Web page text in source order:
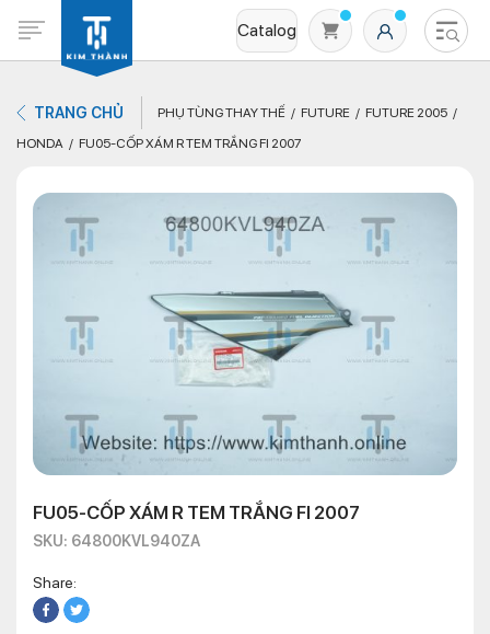
Catalog
Không có sản phẩm nào trong giỏ hàng
TRANG CHỦ PHỤ TÙNG THAY THẾ FUTURE
FUTURE 2005
HONDA
FU05-CỐP XÁM R TEM TRẮNG FI 2007
FU05-CỐP XÁM R TEM TRẮNG FI 2007
SKU: 64800KVL940ZA
Share: